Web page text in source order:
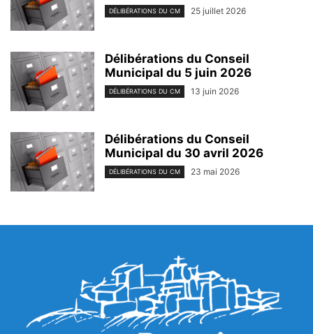
DÉLIBÉRATIONS DU CM 25 juillet 2026
Délibérations du Conseil
Municipal du 5 juin 2026
DÉLIBÉRATIONS DU CM 13 juin 2026
Délibérations du Conseil
Municipal du 30 avril 2026
DÉLIBÉRATIONS DU CM 23 mai 2026